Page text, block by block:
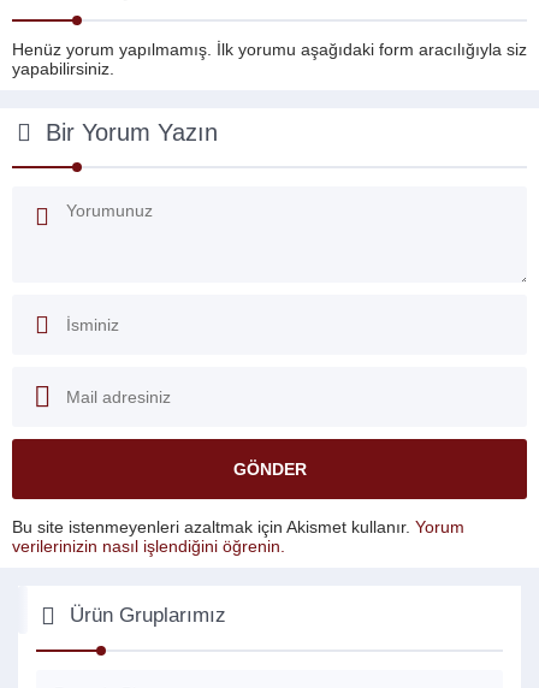
Henüz yorum yapılmamış. İlk yorumu aşağıdaki form aracılığıyla siz
yapabilirsiniz.
Bir Yorum Yazın
Bu site istenmeyenleri azaltmak için Akismet kullanır. Yorum
verilerinizin nasıl işlendiğini öğrenin.
Ürün Gruplarımız